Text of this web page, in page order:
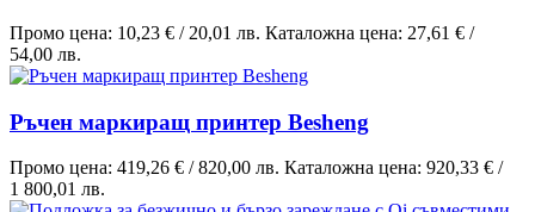
Промо цена: 10,23 € / 20,01 лв. Каталожна цена: 27,61 € /
54,00 лв.
Ръчен маркиращ принтер Besheng
Промо цена: 419,26 € /820,00 лв. Каталожна цена: 920,33 € /
1 800,01 лв.